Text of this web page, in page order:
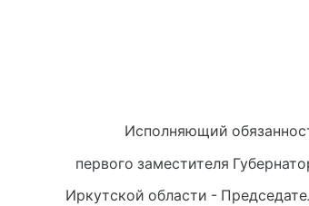
Исполняющий
первого заместителя
Иркутской области -